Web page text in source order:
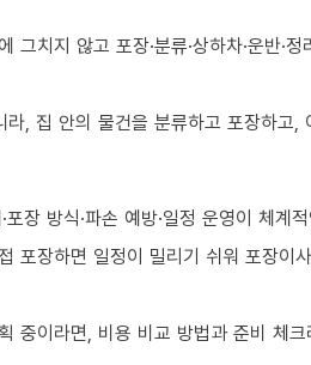
그치지 않고 포장·분류·상하차·운반·
, 집 안의 물건을 분류하고 포장하
장 방식·파손 예방·일정 운영이 체계
포장하면 일정이 밀리기 쉬워 포장이
중이라면, 비용 비교 방법과 준비 체